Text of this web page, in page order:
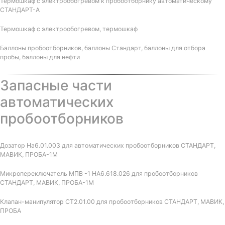
СТАНДАРТ-А
Термошкаф с электрообогревом, термошкаф
Баллоны пробоотборников, баллоны Стандарт, баллоны для отбора
пробы, баллоны для нефти
Запасные части
автоматических
пробоотборников
Дозатор На6.01.003 для автоматических пробоотборников СТАНДАРТ,
МАВИК, ПРОБА-1М
Микропереключатель МПВ -1 НА6.618.026 для пробоотборников
СТАНДАРТ, МАВИК, ПРОБА-1М
Клапан-манипулятор СТ2.01.00 для пробоотборников СТАНДАРТ, МАВИК,
ПРОБА